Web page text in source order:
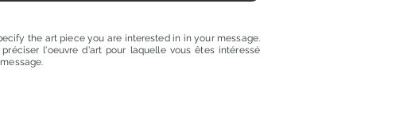
the art piece you are interested in in your message.
préciser l'oeuvre d'art pour laquelle vous êtes intéressé